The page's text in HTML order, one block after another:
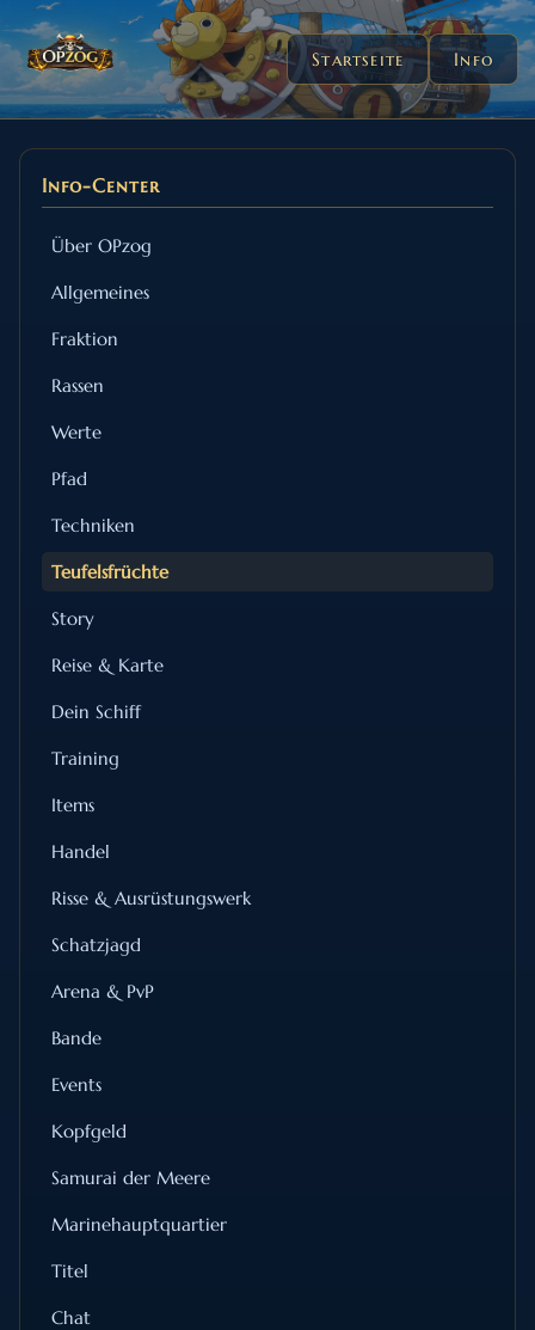
Startseite Info
Info-Center
Über OPzog
Allgemeines
Fraktion
Rassen
Werte
Pfad
Techniken
Teufelsfrüchte
Story
Reise & Karte
Dein Schiff
Training
Items
Handel
Risse & Ausrüstungswerk
Schatzjagd
Arena & PvP
Bande
Events
Kopfgeld
Samurai der Meere
Marinehauptquartier
Titel
Chat